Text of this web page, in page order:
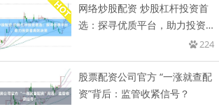
网络炒股配资 炒股杠杆投资首
选：探寻优质平台，助力投资者
224
股票配资公司官方 “一涨就查配
资”背后：监管收紧信号？